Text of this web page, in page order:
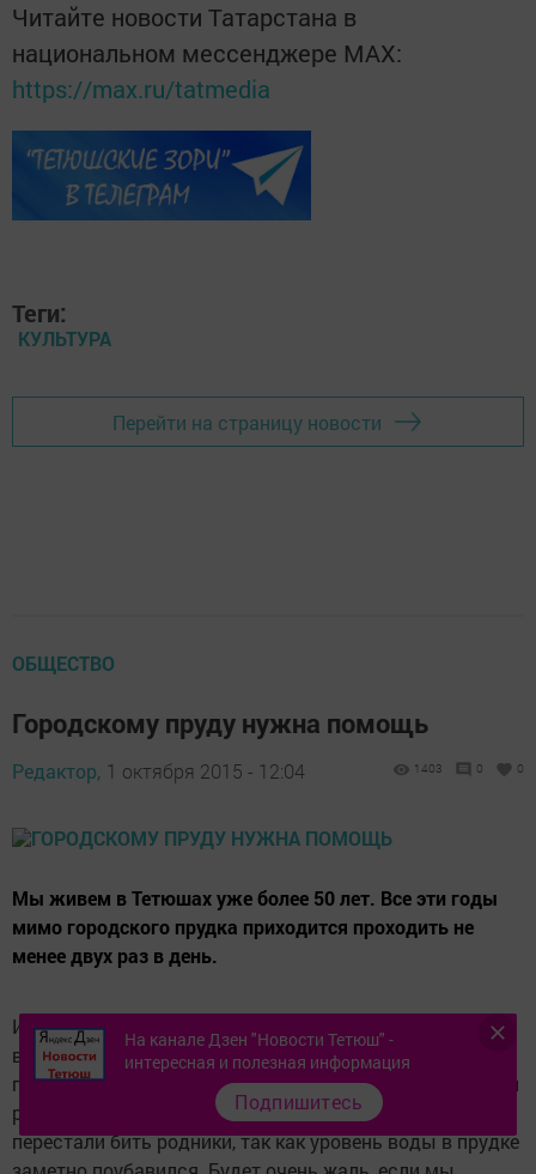
Читайте новости Татарстана в
национальном мессенджере MАХ:
https://max.ru/tatmedia
Теги:
КУЛЬТУРА
Перейти на страницу новости
ОБЩЕСТВО
Городскому пруду нужна помощь
Редактор, 1 октября 2015 - 12:04 1403 0 0
Мы живем в Тетюшах уже более 50 лет. Все эти годы
мимо городского прудка приходится проходить не
менее двух раз в день.
И вот что я заметил: раньше в воде не было ни
водорослей, ни камышей. А после того, как пруд
почистили (видимо, так чистили), с каждым годом этой
растительности становится все больше. Похоже, что и
перестали бить родники, так как уровень воды в прудке
На канале Дзен "Новости Тетюш" -
интересная и полезная информация
Подпишитесь